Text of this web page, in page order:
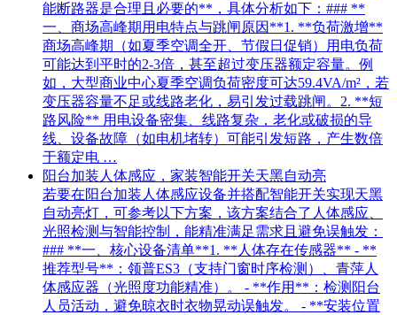
能断路器是合理且必要的**，具体分析如下：### **
一、商场高峰期用电特点与跳闸原因**1. **负荷激增**
商场高峰期（如夏季空调全开、节假日促销）用电负荷
可能达到平时的2-3倍，甚至超过变压器额定容量。例
如，大型商业中心夏季空调负荷密度可达59.4VA/m²，若
变压器容量不足或线路老化，易引发过载跳闸。2. **短
路风险** 用电设备密集、线路复杂，老化或破损的导
线、设备故障（如电机堵转）可能引发短路，产生数倍
于额定电 …
阳台加装人体感应，家装智能开关天黑自动亮
若要在阳台加装人体感应设备并搭配智能开关实现天黑
自动亮灯，可参考以下方案，该方案结合了人体感应、
光照检测与智能控制，能精准满足需求且避免误触发：
### **一、核心设备清单**1. **人体存在传感器** - **
推荐型号**：领普ES3（支持门窗时序检测）、青萍人
体感应器（光照度功能精准）。 - **作用**：检测阳台
人员活动，避免晾衣时衣物晃动误触发。 - **安装位置